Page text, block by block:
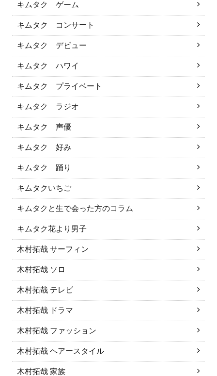
キムタク ゲーム
キムタク コンサート
キムタク デビュー
キムタク ハワイ
キムタク プライベート
キムタク ラジオ
キムタク 声優
キムタク 好み
キムタク 踊り
キムタクいちご
キムタクと生で会った方のコラム
キムタク花より男子
木村拓哉 サーフィン
木村拓哉 ソロ
木村拓哉 テレビ
木村拓哉 ドラマ
木村拓哉 ファッション
木村拓哉 ヘアースタイル
木村拓哉 家族